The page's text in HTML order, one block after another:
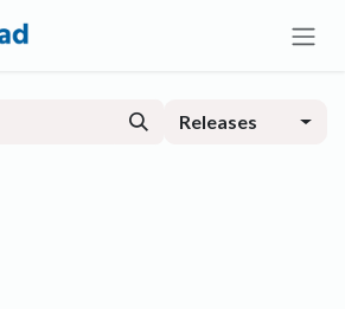
Releases